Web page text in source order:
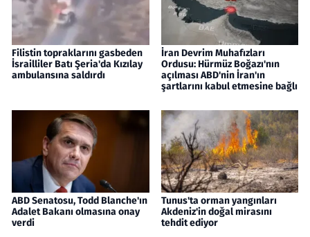
Filistin topraklarını gasbeden
İsrailliler Batı Şeria'da Kızılay
ambulansına saldırdı
İran Devrim Muhafızları
Ordusu: Hürmüz Boğazı'nın
açılması ABD'nin İran'ın
şartlarını kabul etmesine bağlı
ABD Senatosu, Todd Blanche'ın
Adalet Bakanı olmasına onay
verdi
Tunus'ta orman yangınları
Akdeniz'in doğal mirasını
tehdit ediyor